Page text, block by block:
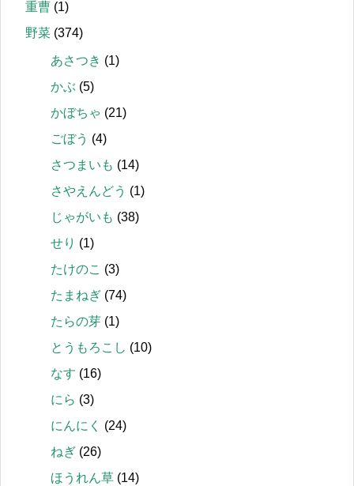
重曹 (1)
野菜 (374)
あさつき (1)
かぶ (5)
かぼちゃ (21)
ごぼう (4)
さつまいも (14)
さやえんどう (1)
じゃがいも (38)
せり (1)
たけのこ (3)
たまねぎ (74)
たらの芽 (1)
とうもろこし (10)
なす (16)
にら (3)
にんにく
(24)
ねぎ (26)
ほうれん草 (14)